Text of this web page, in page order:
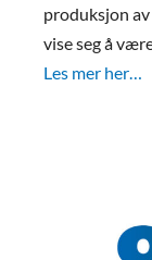
produksjon
vise seg å
Les mer her…